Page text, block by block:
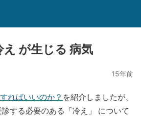
が生じる 病気
15年前
ればいいのか？ を紹介しましたが、
する必要のある「冷え」 について